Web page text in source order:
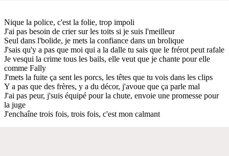
Nique la police, c'est la folie, trop impoli
J'ai pas besoin de crier sur les toits si je suis l'meilleur
Seul dans l'bolide, je mets la confiance dans un brolique
J'sais qu'y a pas que moi qui a la dalle tu sais que le frérot peut rafale
Je vesqui la crime tous les bails, elle veut que je chante pour elle
comme Fally
J'mets la fuite ça sent les porcs, les têtes que tu vois dans les clips
Y a pas que des frères, y a du décor, j'avoue que ça parle mal
J'ai pas peur, j'suis équipé pour la chute, envoie une promesse pour
la juge
J'enchaîne trois fois, trois fois, c'est mon calmant